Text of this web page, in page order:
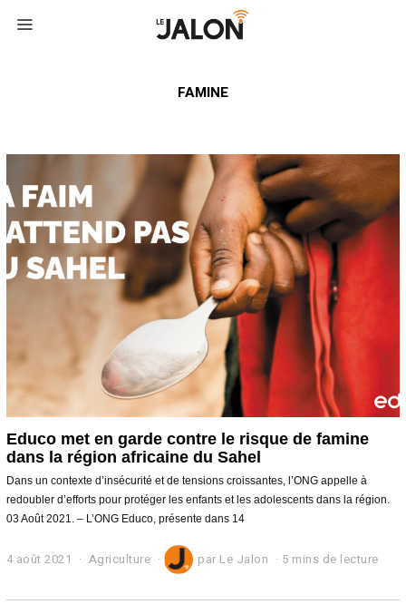
FAMINE
Educo met en garde contre le risque de famine
dans la région africaine du Sahel
Dans un contexte d’insécurité et de tensions croissantes, l’ONG appelle à
redoubler d’efforts pour protéger les enfants et les adolescents dans la région.
03 Août 2021. – L’ONG Educo, présente dans 14
4 août 2021 Agriculture par Le Jalon 5 mins de lecture